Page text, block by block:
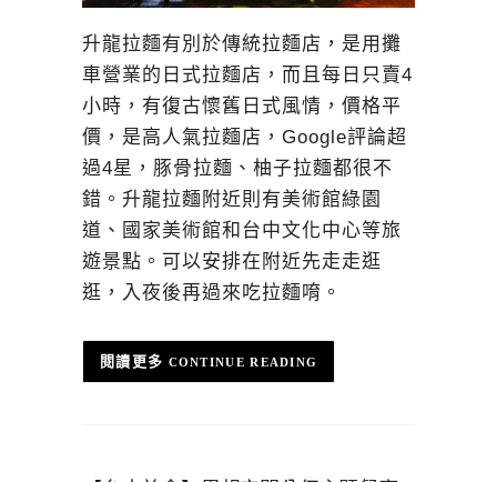
升龍拉麵有別於傳統拉麵店，是用攤
車營業的日式拉麵店，而且每日只賣4
小時，有復古懷舊日式風情，價格平
價，是高人氣拉麵店，Google評論超
過4星，豚骨拉麵、柚子拉麵都很不
錯。升龍拉麵附近則有美術館綠園
道、國家美術館和台中文化中心等旅
遊景點。可以安排在附近先走走逛
逛，入夜後再過來吃拉麵唷。
CONTINUE READING